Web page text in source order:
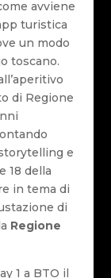
avviene
turistica
un modo
toscano.
di Regione
e
18 della
in tema di
di
Regione
1 a BTO il